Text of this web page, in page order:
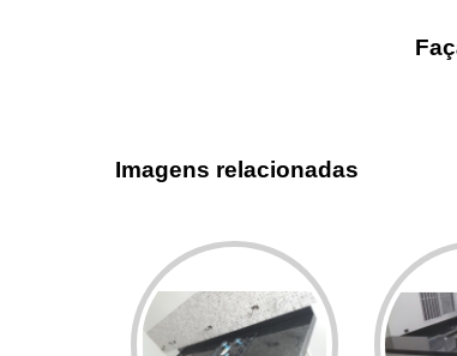
Imagens relacionadas